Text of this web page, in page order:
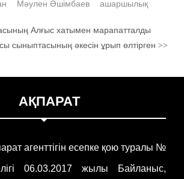
Мәулен Әшімбаев ашаршылық
Алғыс хатымен марапатталды
сыныптасының әкесін ұрып өлтірген>>
АҚПАРАТ
агенттігін есепке қою туралы №
06.03.2017 жылы Байланыс,